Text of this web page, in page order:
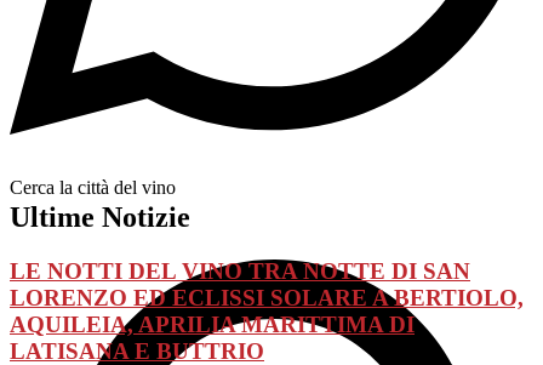
Cerca la città del vino
Ultime Notizie
LE NOTTI DEL VINO TRA NOTTE DI SAN
LORENZO ED ECLISSI SOLARE A BERTIOLO,
AQUILEIA, APRILIA MARITTIMA DI
LATISANA E BUTTRIO